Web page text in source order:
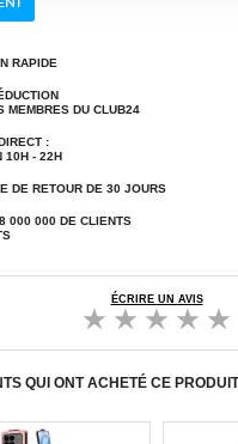
RAPIDE
MEMBRES DU CLUB24
:
10H - 22H
DE RETOUR DE 30 JOURS
000 000 DE CLIENTS
ÉCRIRE UN AVIS
QUI ONT ACHETÉ CE